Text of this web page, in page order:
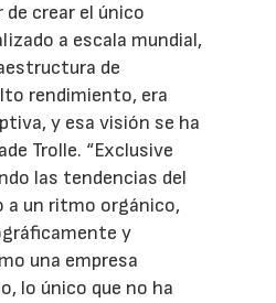
de crear el único
a escala mundial,
de
rendimiento, era
y esa visión se ha
Trolle. “Exclusive
las tendencias del
a un ritmo orgánico,
y
una empresa
lo único que no ha